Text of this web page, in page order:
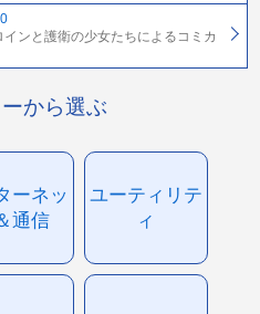
ンと護衛の少女たちによるコミカ
から選ぶ
ーネッ
通信
ユーティリテ
ィ